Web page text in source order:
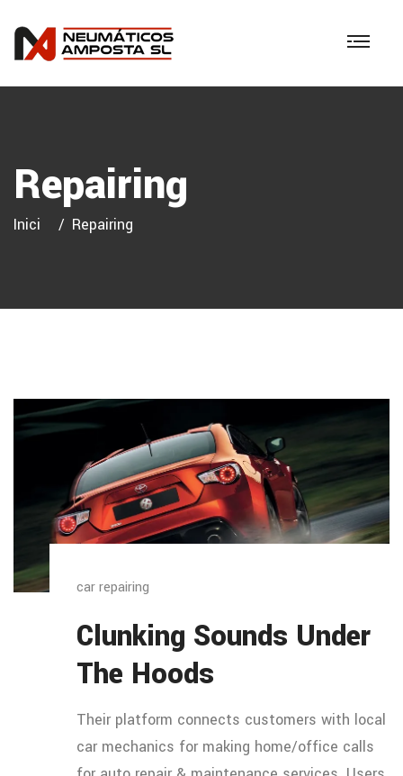
Repairing
Inici Repairing
car repairing
Clunking Sounds Under
The Hoods
Their platform connects customers with local
car mechanics for making home/office calls